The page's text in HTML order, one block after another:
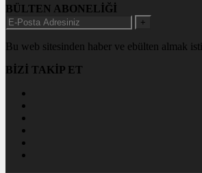
BÜLTEN ABONELİĞİ
+
Bu web sitesinden haber ve ebülten almak
BİZİ TAKİP ET